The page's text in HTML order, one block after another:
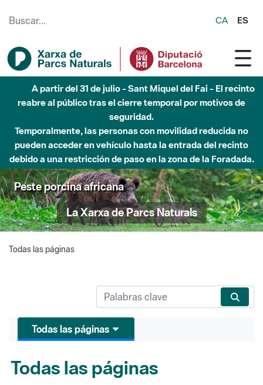
CA ES
A partir del 31 de julio - Sant Miquel del Fai - El recinto
reabre al público tras el cierre temporal por motivos de
seguridad.
Temporalmente, las personas con movilidad reducida no
pueden acceder en vehículo hasta la entrada del recinto
debido a una restricción de paso en la zona de la Foradada.
Peste porcina africana
La Xarxa de Parcs Naturals
Todas las páginas
Todas las páginas
Todas las páginas